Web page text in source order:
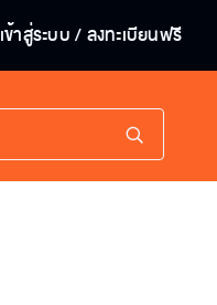
เข้าสู่ระบบ / ลงทะเบียนฟรี